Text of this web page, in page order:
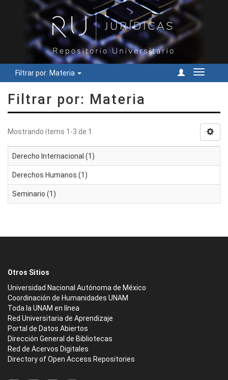
Filtrar por: Materia
Cambiar
Filtrar por: Materia
Mostrando ítems 1-3 de 1
Derecho Internacional (1)
Derechos Humanos (1)
Seminario (1)
Otros Sitios
Universidad Nacional Autónoma de México
Coordinación de Humanidades UNAM
Toda la UNAM en línea
Red Universitaria de Aprendizaje
Portal de Datos Abiertos
Dirección General de Bibliotecas
Red de Acervos Digitales
Directory of Open Access Repositories